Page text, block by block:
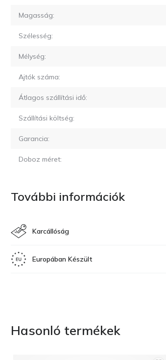
Magasság:
Szélesség:
Mélység:
Ajtók száma:
Átlagos szállítási idő:
Szállítási költség:
Garancia:
Doboz méret:
További információk
Karcállóság
Europában Készült
Hasonló termékek